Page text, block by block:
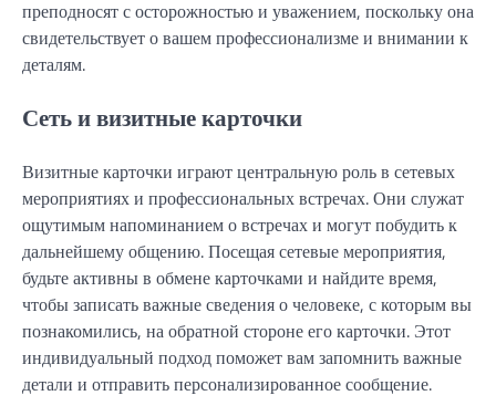
преподносят с осторожностью и уважением, поскольку она
свидетельствует о вашем профессионализме и внимании к
деталям.
Сеть и визитные карточки
Визитные карточки играют центральную роль в сетевых
мероприятиях и профессиональных встречах. Они служат
ощутимым напоминанием о встречах и могут побудить к
дальнейшему общению. Посещая сетевые мероприятия,
будьте активны в обмене карточками и найдите время,
чтобы записать важные сведения о человеке, с которым вы
познакомились, на обратной стороне его карточки. Этот
индивидуальный подход поможет вам запомнить важные
детали и отправить персонализированное сообщение.